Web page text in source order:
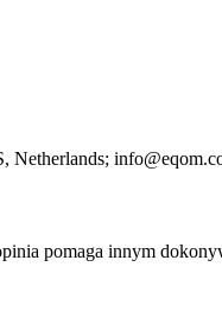
, Netherlands;
pomaga innym